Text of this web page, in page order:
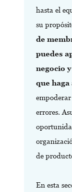
hasta el
su
de
puedes
negocio
que haga
errores.
de
En esta